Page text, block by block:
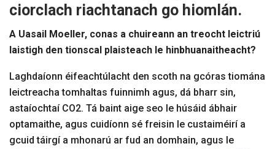
ciorclach riachtanach go hiomlán.
A Uasail Moeller, conas a chuireann an treocht leictriú
laistigh den tionscal plaisteach le hinbhuanaitheacht?
Laghdaíonn éifeachtúlacht den scoth na gcóras tiomána
leictreacha tomhaltas fuinnimh agus, dá bharr sin,
astaíochtaí CO2. Tá baint aige seo le húsáid ábhair
optamaithe, agus cuidíonn sé freisin le custaiméirí a
gcuid táirgí a mhonarú ar fud an domhain, agus le